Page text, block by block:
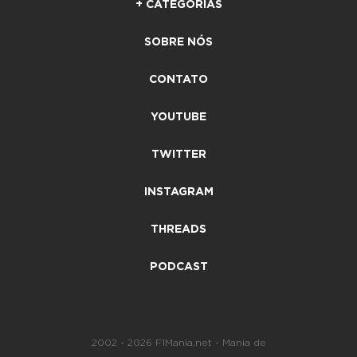
+ CATEGORIAS
SOBRE NÓS
CONTATO
YOUTUBE
TWITTER
INSTAGRAM
THREADS
PODCAST
2002 - 2026 F1Mania.net - Mania de